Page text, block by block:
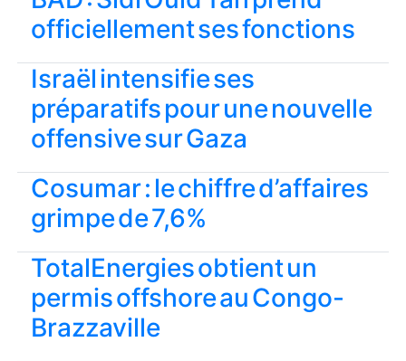
officiellement ses fonctions
Israël intensifie ses
préparatifs pour une nouvelle
offensive sur Gaza
Cosumar : le chiffre d’affaires
grimpe de 7,6%
TotalEnergies obtient un
permis offshore au Congo-
Brazzaville